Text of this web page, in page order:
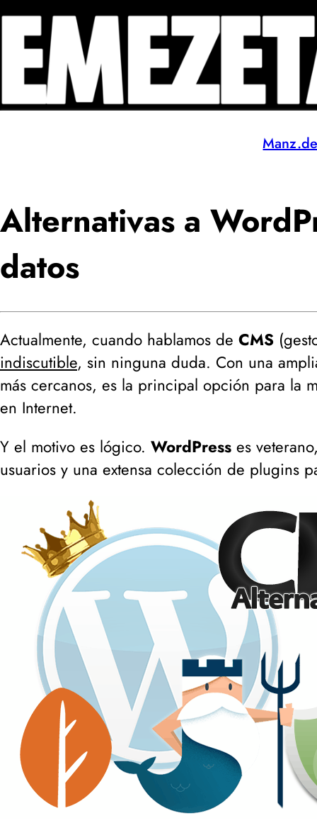
Alternativas a
datos
Actualmente, cuando hablamos de CMS (
indiscutible, sin ninguna duda. Con una
más cercanos, es la principal opción para la
en Internet.
Y el motivo es lógico. WordPress es
usuarios y una extensa colección de plugins